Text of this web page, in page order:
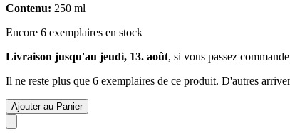
Contenu: 250 ml
Encore 6 exemplaires en stock
Livraison jusqu'au jeudi, 13. août, si vous passez
Il ne reste plus que 6 exemplaires de ce produit. D'autres
Ajouter au Panier